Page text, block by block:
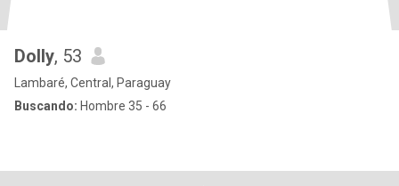
Dolly, 53
Lambaré, Central, Paraguay
Buscando: Hombre 35 - 66